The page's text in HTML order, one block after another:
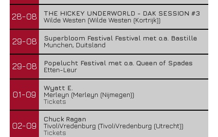
28-08
THE HICKEY UNDERWORLD - DAK SESSION #3
Wilde Westen (Wilde Westen (Kortrijk))
29-08
Superbloom Festival Festival met o.a. Bastille
Munchen, Duitsland
29-08
Popelucht Festival met o.a. Queen of Spades
Etten-Leur
01-09
Wyatt E.
Merleyn (Merleyn (Nijmegen))
Tickets
02-09
Chuck Ragan
TivoliVredenburg (TivoliVredenburg (Utrecht))
Tickets